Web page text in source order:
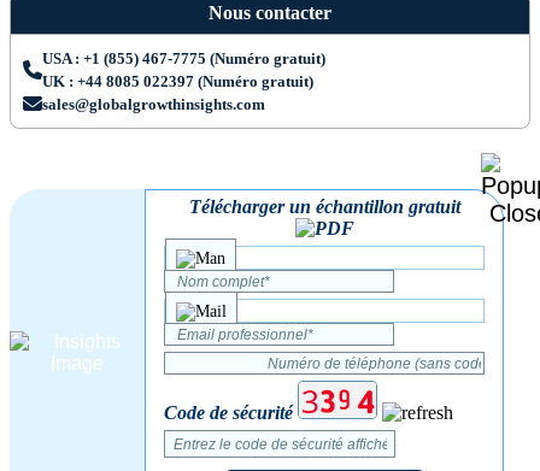
Nous contacter
USA : +1 (855) 467-7775 (Numéro gratuit)
UK : +44 8085 022397 (Numéro gratuit)
sales@globalgrowthinsights.com
Télécharger un échantillon gratuit
Code de sécurité